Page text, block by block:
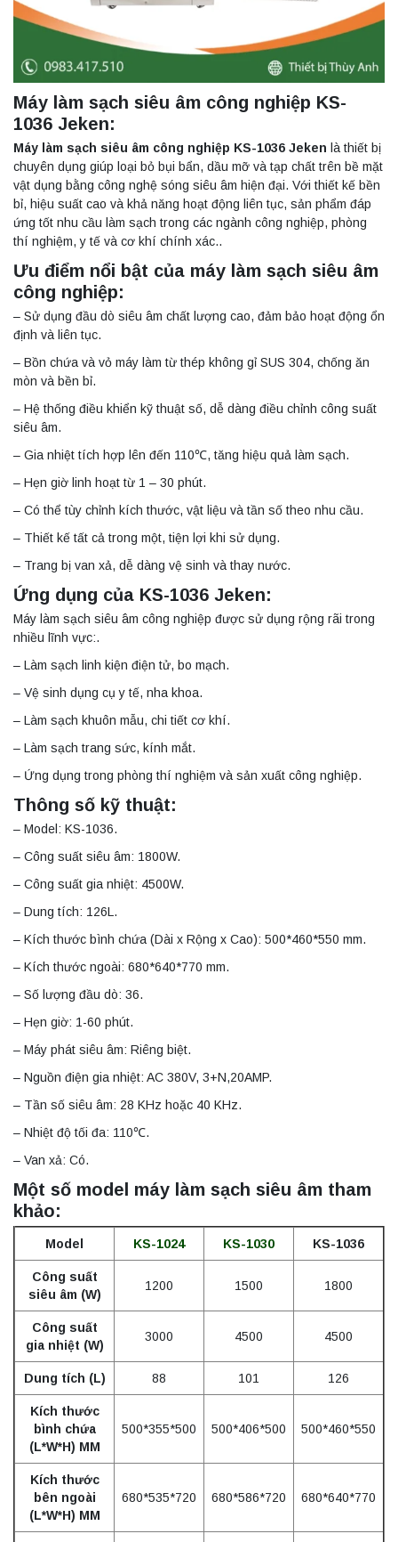
Máy làm sạch siêu âm công nghiệp KS-
1036 Jeken:
Máy làm sạch siêu âm công nghiệp KS-1036 Jeken là thiết bị
chuyên dụng giúp loại bỏ bụi bẩn, dầu mỡ và tạp chất trên bề mặt
vật dụng bằng công nghệ sóng siêu âm hiện đại. Với thiết kế bền
bỉ, hiệu suất cao và khả năng hoạt động liên tục, sản phẩm đáp
ứng tốt nhu cầu làm sạch trong các ngành công nghiệp, phòng
thí nghiệm, y tế và cơ khí chính xác..
Ưu điểm nổi bật của máy làm sạch siêu âm
công nghiệp:
– Sử dụng đầu dò siêu âm chất lượng cao, đảm bảo hoạt động ổn
định và liên tục.
– Bồn chứa và vỏ máy làm từ thép không gỉ SUS 304, chống ăn
mòn và bền bỉ.
– Hệ thống điều khiển kỹ thuật số, dễ dàng điều chỉnh công suất
siêu âm.
– Gia nhiệt tích hợp lên đến 110℃, tăng hiệu quả làm sạch.
– Hẹn giờ linh hoạt từ 1 – 30 phút.
– Có thể tùy chỉnh kích thước, vật liệu và tần số theo nhu cầu.
– Thiết kế tất cả trong một, tiện lợi khi sử dụng.
– Trang bị van xả, dễ dàng vệ sinh và thay nước.
Ứng dụng của KS-1036 Jeken:
Máy làm sạch siêu âm công nghiệp được sử dụng rộng rãi trong
nhiều lĩnh vực:.
– Làm sạch linh kiện điện tử, bo mạch.
– Vệ sinh dụng cụ y tế, nha khoa.
– Làm sạch khuôn mẫu, chi tiết cơ khí.
– Làm sạch trang sức, kính mắt.
– Ứng dụng trong phòng thí nghiệm và sản xuất công nghiệp.
Thông số kỹ thuật:
– Model: KS-1036.
– Công suất siêu âm: 1800W.
– Công suất gia nhiệt: 4500W.
– Dung tích: 126L.
– Kích thước bình chứa (Dài x Rộng x Cao): 500*460*550 mm.
– Kích thước ngoài: 680*640*770 mm.
– Số lượng đầu dò: 36.
– Hẹn giờ: 1-60 phút.
– Máy phát siêu âm: Riêng biệt.
– Nguồn điện gia nhiệt: AC 380V, 3+N,20AMP.
– Tần số siêu âm: 28 KHz hoặc 40 KHz.
– Nhiệt độ tối đa: 110℃.
– Van xả: Có.
Một số model máy làm sạch siêu âm tham
khảo:
Model KS-1024 KS-1030 KS-1036
Công suất
siêu âm (W)
1200 1500 1800
Công suất
gia nhiệt (W)
3000 4500 4500
Dung tích (L) 88 101 126
Kích thước
bình chứa
(L*W*H) MM
500*355*500 500*406*500 500*460*550
Kích thước
bên ngoài
(L*W*H) MM
680*535*720 680*586*720 680*640*770